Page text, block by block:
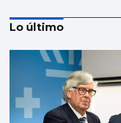
Lo último